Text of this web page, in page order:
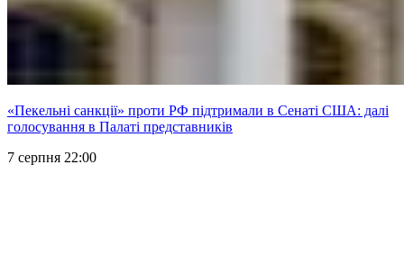
«Пекельні санкції» проти РФ підтримали в Сенаті США: далі
голосування в Палаті представників
7 серпня 22:00